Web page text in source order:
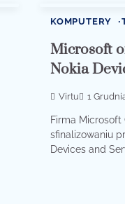
KOMPUTERY
Microsoft
Nokia
Virtu 1
Firma Microsoft
sfinalizowaniu
Devices and